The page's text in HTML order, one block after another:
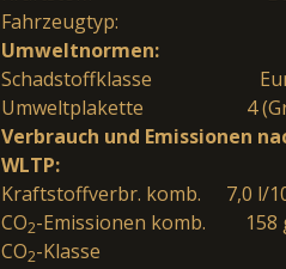
Fahrzeugtyp:
Umweltnormen:
Schadstoffklasse
Umweltplakette
4
Verbrauch und Emissionen
WLTP:
Kraftstoffverbr. komb.
7,0 l/
CO2-Emissionen komb.
158
CO2-Klasse